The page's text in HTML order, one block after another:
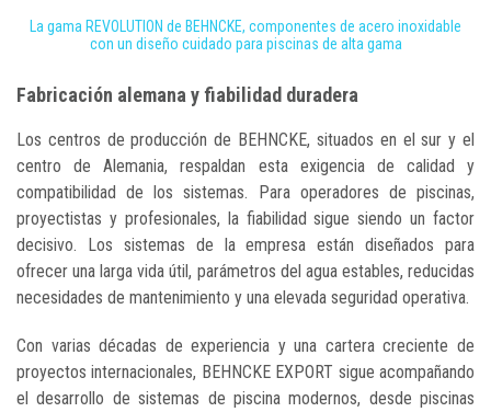
La gama REVOLUTION de BEHNCKE, componentes de acero inoxidable
con un diseño cuidado para piscinas de alta gama
Fabricación alemana y fiabilidad duradera
Los centros de producción de BEHNCKE, situados en el sur y el
centro de Alemania, respaldan esta exigencia de calidad y
compatibilidad de los sistemas. Para operadores de piscinas,
proyectistas y profesionales, la fiabilidad sigue siendo un factor
decisivo. Los sistemas de la empresa están diseñados para
ofrecer una larga vida útil, parámetros del agua estables, reducidas
necesidades de mantenimiento y una elevada seguridad operativa.
Con varias décadas de experiencia y una cartera creciente de
proyectos internacionales, BEHNCKE EXPORT sigue acompañando
el desarrollo de sistemas de piscina modernos, desde piscinas